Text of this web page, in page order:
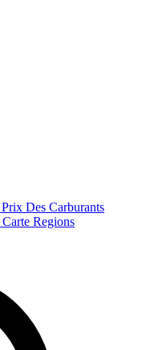
Prix Des Carburants
Carte Regions